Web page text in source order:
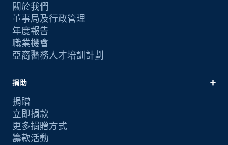
關於我們
董事局及行政管理
年度報告
職業機會
亞裔醫務人才培訓計劃
捐助
捐贈
立即捐款
更多捐贈方式
籌款活動